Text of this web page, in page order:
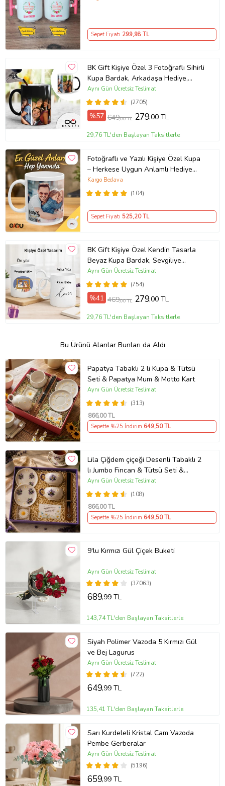
Sepet Fiyatı 299,98 TL
BK Gift Kişiye Özel 3 Fotoğraflı Sihirli
Kupa Bardak, Arkadaşa Hediye,
Sevgiliye Hediye
(2705)
Aynı Gün Ücretsiz Teslimat
%57 649,00 TL 279,00 TL
29,76 TL'den Başlayan Taksitlerle
Fotoğraflı ve Yazılı Kişiye Özel Kupa
– Herkese Uygun Anlamlı Hediye
Porselen Baskılı Kupa (Beyaz)
(104)
Kargo Bedava
Sepet Fiyatı 525,20 TL
BK Gift Kişiye Özel Kendin Tasarla
Beyaz Kupa Bardak, Sevgiliye
Hediye, Arkadaşa Hediye, Doğum
Günü Hediyesi(754)
Aynı Gün Ücretsiz Teslimat
%41 469,00 TL 279,00 TL
29,76 TL'den Başlayan Taksitlerle
Bu Ürünü Alanlar Bunları da Aldı
Papatya Tabaklı 2 li Kupa & Tütsü
Seti & Papatya Mum & Motto Kart
(313)
Aynı Gün Ücretsiz Teslimat
866,00 TL
Sepette %25 İndirim 649,50 TL
Lila Çiğdem çiçeği Desenli Tabaklı 2
lı Jumbo Fincan & Tütsü Seti &
Papatya Mum &
(108)
Aynı Gün Ücretsiz Teslimat
866,00 TL
Sepette %25 İndirim 649,50 TL
9'lu Kırmızı Gül Çiçek Buketi
(37063)
Aynı Gün Ücretsiz Teslimat
689,99 TL
143,74 TL'den Başlayan Taksitlerle
Siyah Polimer Vazoda 5 Kırmızı Gül
ve Bej Lagurus
(722)
Aynı Gün Ücretsiz Teslimat
649,99 TL
135,41 TL'den Başlayan Taksitlerle
Sarı Kurdeleli Kristal Cam Vazoda
Pembe Gerberalar
(5196)
Aynı Gün Ücretsiz Teslimat
659,99 TL